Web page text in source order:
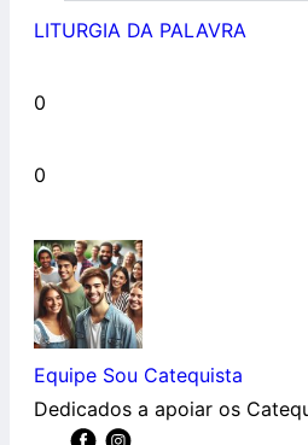
LITURGIA DA PALAVRA
0
0
Equipe Sou Catequista
Dedicados a apoiar os